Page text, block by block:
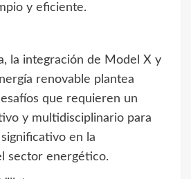
y eficiente.
la integración de Model X y
renovable plantea
que requieren un
y multidisciplinario para
en la
sector energético.